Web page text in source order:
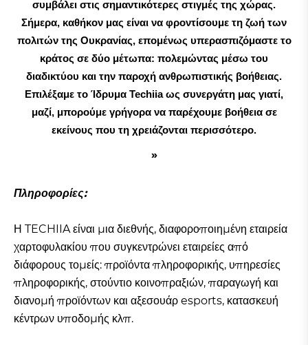
συμβάλει στις σημαντικότερες στιγμές της χώρας.
Σήμερα, καθήκον μας είναι να φροντίσουμε τη ζωή των
πολιτών της Ουκρανίας, επομένως υπερασπιζόμαστε το
κράτος σε δύο μέτωπα: πολεμώντας μέσω του
διαδικτύου και την παροχή ανθρωπιστικής βοήθειας.
Επιλέξαμε το Ίδρυμα Techiia ως συνεργάτη μας γιατί,
μαζί, μπορούμε γρήγορα να παρέχουμε βοήθεια σε
εκείνους που τη χρειάζονται περισσότερο.
Πληροφορίες:
Η TECHIIA είναι μια διεθνής, διαφοροποιημένη εταιρεία
χαρτοφυλακίου που συγκεντρώνει εταιρείες από
διάφορους τομείς: προϊόντα πληροφορικής, υπηρεσίες
πληροφορικής, στούντιο κοινοπραξιών, παραγωγή και
διανομή προϊόντων και αξεσουάρ esports, κατασκευή
κέντρων υποδομής κλπ.